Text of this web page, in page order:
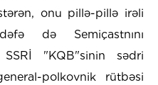
onu pillə-pillə irəli
də Semiçastnını
"KQB"sinin sədri
polkovnik rütbəsi